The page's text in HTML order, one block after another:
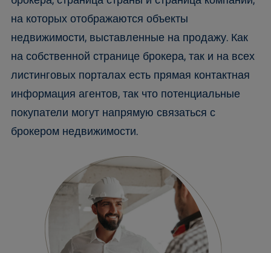
на которых отображаются объекты
недвижимости, выставленные на продажу. Как
на собственной странице брокера, так и на всех
листинговых порталах есть прямая контактная
информация агентов, так что потенциальные
покупатели могут напрямую связаться с
брокером недвижимости.